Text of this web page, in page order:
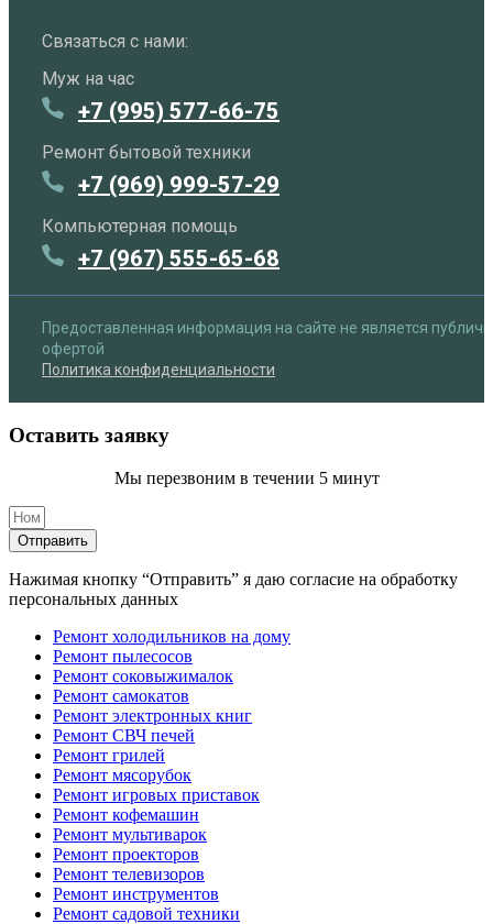
Связаться с нами:
Муж на час
+7 (995) 577-66-75
Ремонт бытовой техники
+7 (969) 999-57-29
Компьютерная помощь
+7 (967) 555-65-68
Предоставленная информация на сайте не является
офертой
Политика конфиденциальности
Оставить заявку
Мы перезвоним в течении 5 минут
Отправить
Нажимая кнопку “Отправить” я даю согласие на обработку
персональных данных
Ремонт холодильников на дому
Ремонт пылесосов
Ремонт соковыжималок
Ремонт самокатов
Ремонт электронных книг
Ремонт СВЧ печей
Ремонт грилей
Ремонт мясорубок
Ремонт игровых приставок
Ремонт кофемашин
Ремонт мультиварок
Ремонт проекторов
Ремонт телевизоров
Ремонт инструментов
Ремонт cадовой техники